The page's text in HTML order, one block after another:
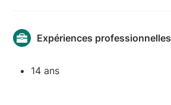
Expériences professionnelles
14 ans